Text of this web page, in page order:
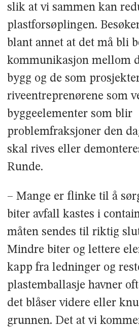
slik at vi sammen kan
plastforsøplingen.
blant annet at det må bli
kommunikasjon mellom
bygg og de som
riveentreprenørene som
byggeelementer som blir
problemfraksjoner den
skal rives eller
Runde.
– Mange er flinke til å
biter avfall kastes i
måten sendes til riktig
Mindre biter og lettere
kapp fra ledninger og
plastemballasje havner
det blåser videre eller
grunnen. Det at vi